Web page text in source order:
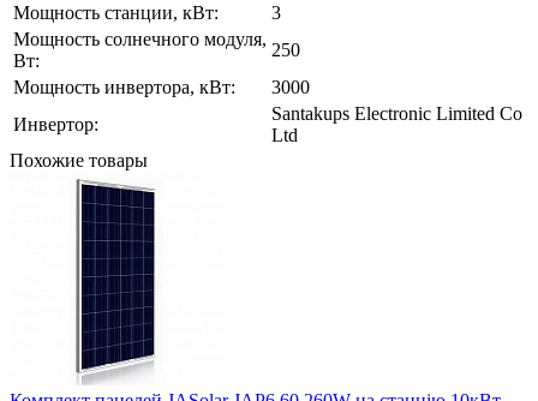
Мощность станции, кВт:
3
Мощность солнечного модуля,
Вт:
250
Мощность инвертора, кВт:
3000
Инвертор:
Santakups Electronic Limited Co
Ltd
Похожие товары